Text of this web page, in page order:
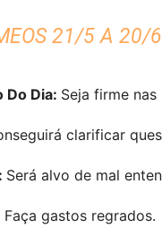
21/5 A 20/6
Do Dia: Seja firme
clarificar
Será alvo de mal
Faça gastos regrados.